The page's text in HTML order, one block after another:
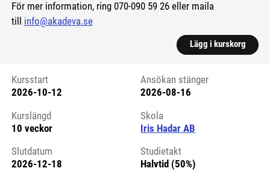
För mer information, ring 070-090 59 26 eller maila
till info@akadeva.se
Lägg i kurskorg
Kursstart 6198141
Kursstart
2026-10-12
Ansökan stänger
2026-08-16
Kurslängd
10 veckor
Skola
Iris Hadar AB
Slutdatum
2026-12-18
Studietakt
Halvtid (50%)